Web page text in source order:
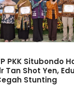
PKK Situbondo
Tan Shot Yen,
Stunting